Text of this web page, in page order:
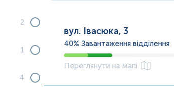
2
1
4
вул. Івасюка, 3
40% Завантаження відділення
Переглянути на мапі